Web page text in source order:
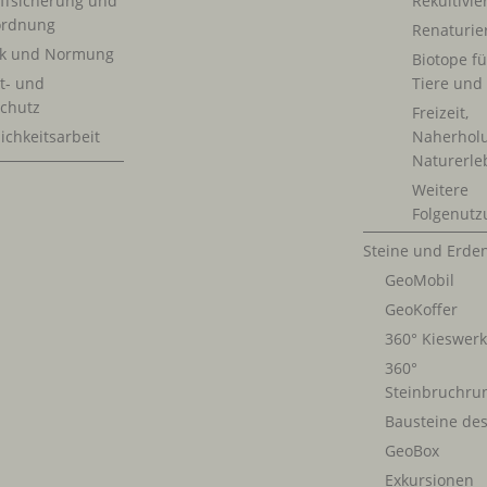
und Normung
und
Biotope
Tiere und
Freizeit,
Weitere
Steine und
GeoMobil
GeoKoffer
360°
360°
Bausteine
GeoBox
Exkursionen